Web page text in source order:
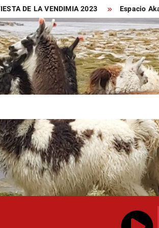
VENDIMIA 2023 Espacio Akana inicia